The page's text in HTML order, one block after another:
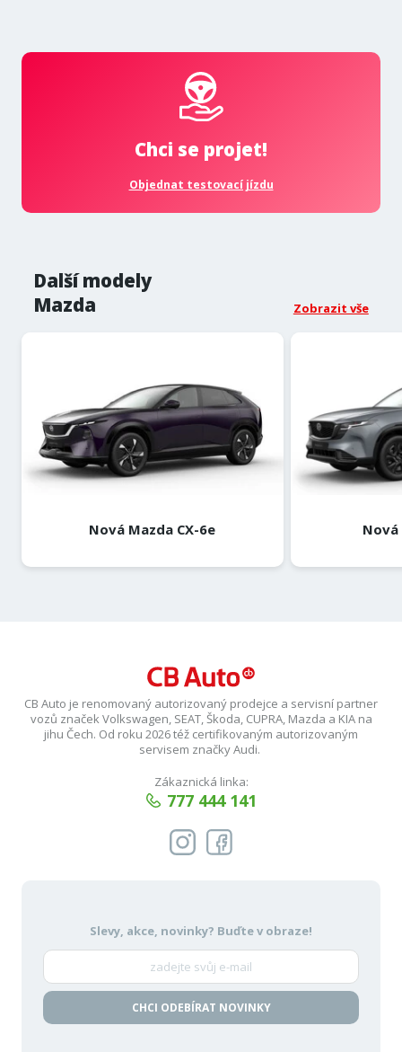
Chci se projet!
Objednat testovací jízdu
Další modely
Mazda
Zobrazit vše
Nová Mazda CX-6e Nová
CB Auto je renomovaný autorizovaný prodejce a servisní partner
vozů značek Volkswagen, SEAT, Škoda, CUPRA, Mazda a KIA na
jihu Čech. Od roku 2026 též certifikovaným autorizovaným
servisem značky Audi.
Zákaznická linka:
777 444 141
Slevy, akce, novinky? Buďte v obraze!
CHCI ODEBÍRAT NOVINKY